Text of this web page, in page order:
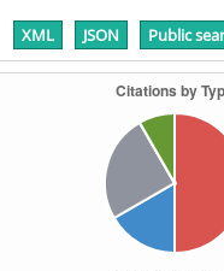
XML JSON Public